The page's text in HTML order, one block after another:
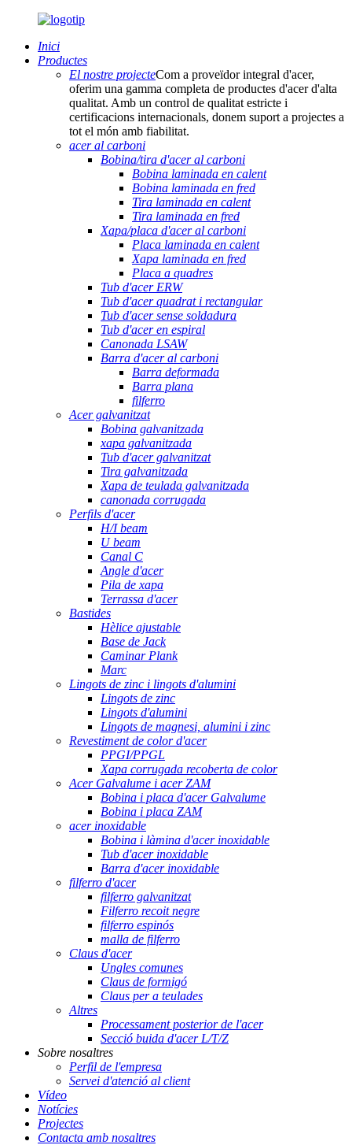
Inici
Productes
El nostre projecteCom a proveïdor integral d'acer,
oferim una gamma completa de productes d'acer d'alta
qualitat. Amb un control de qualitat estricte i
certificacions internacionals, donem suport a projectes a
tot el món amb fiabilitat.
acer al carboni
Bobina/tira d'acer al carboni
Bobina laminada en calent
Bobina laminada en fred
Tira laminada en calent
Tira laminada en fred
Xapa/placa d'acer al carboni
Placa laminada en calent
Xapa laminada en fred
Placa a quadres
Tub d'acer ERW
Tub d'acer quadrat i rectangular
Tub d'acer sense soldadura
Tub d'acer en espiral
Canonada LSAW
Barra d'acer al carboni
Barra deformada
Barra plana
filferro
Acer galvanitzat
Bobina galvanitzada
xapa galvanitzada
Tub d'acer galvanitzat
Tira galvanitzada
Xapa de teulada galvanitzada
canonada corrugada
Perfils d'acer
H/I beam
U beam
Canal C
Angle d'acer
Pila de xapa
Terrassa d'acer
Bastides
Hèlice ajustable
Base de Jack
Caminar Plank
Marc
Lingots de zinc i lingots d'alumini
Lingots de zinc
Lingots d'alumini
Lingots de magnesi, alumini i zinc
Revestiment de color d'acer
PPGI/PPGL
Xapa corrugada recoberta de color
Acer Galvalume i acer ZAM
Bobina i placa d'acer Galvalume
Bobina i placa ZAM
acer inoxidable
Bobina i làmina d'acer inoxidable
Tub d'acer inoxidable
Barra d'acer inoxidable
filferro d'acer
filferro galvanitzat
Filferro recoit negre
filferro espinós
malla de filferro
Claus d'acer
Ungles comunes
Claus de formigó
Claus per a teulades
Altres
Processament posterior de l'acer
Secció buida d'acer L/T/Z
Sobre nosaltres
Perfil de l'empresa
Servei d'atenció al client
Vídeo
Notícies
Projectes
Contacta amb nosaltres